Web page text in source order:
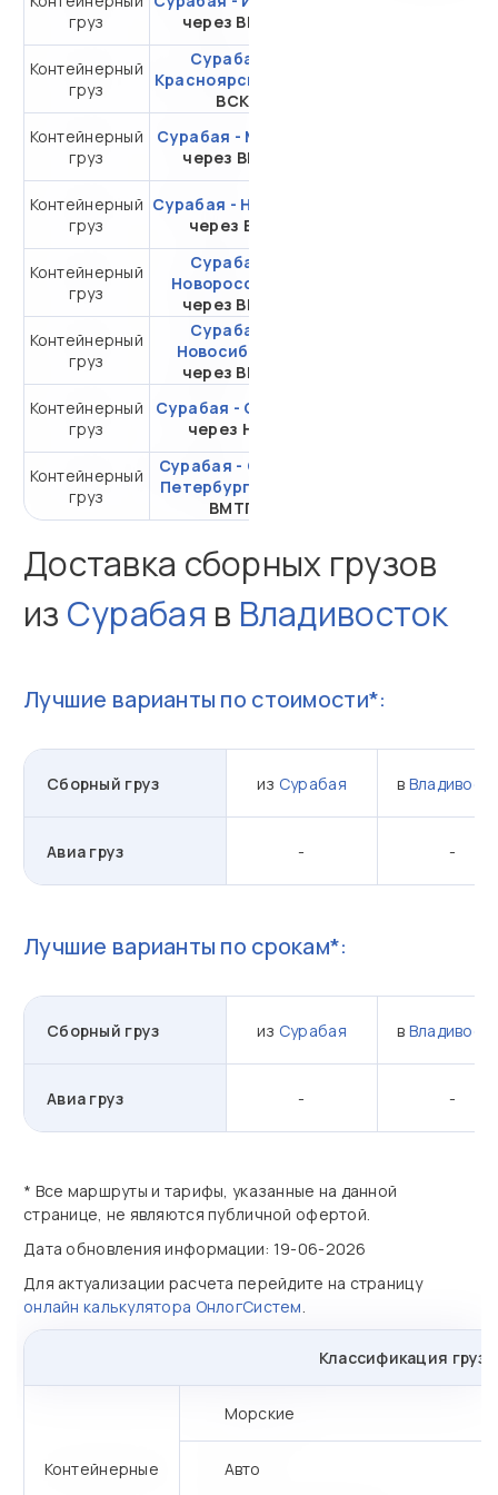
груз
через ВМТП
Контейнерный
груз
Сурабая -
Красноярск
ВСК
Контейнерный
груз
Сурабая - Москва
через ВМКТ
Контейнерный
груз
Сурабая - Находка
через ВСК
Контейнерный
груз
Сурабая -
Новороссийск
через ВМТП
Контейнерный
груз
Сурабая -
Новосибирск
через ВМТП
Контейнерный
груз
Сурабая - Самара
через НЛЭ
Контейнерный
груз
Сурабая - Санкт-
Петербург
ВМТП
Доставка сборных грузов
из Сурабая в Владивосток
Лучшие варианты по стоимости*:
Сборный груз из Сурабая в
Авиа груз - -
Лучшие варианты по срокам*:
Сборный груз из Сурабая в
Авиа груз - -
* Все маршруты и тарифы, указанные на данной
странице, не являются публичной офертой.
Дата обновления информации: 19-06-2026
Для актуализации расчета перейдите на страницу
онлайн калькулятора ОнлогСистем.
Классификация
Контейнерные
Морские
Авто